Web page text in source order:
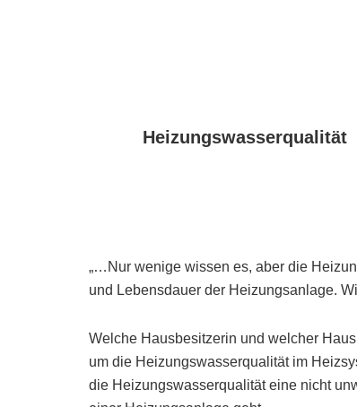
Heizungswasserqualität
„…Nur wenige wissen es, aber die
und Lebensdauer der Heizungsanlage.
Welche Hausbesitzerin und welcher
um die Heizungswasserqualität im
die Heizungswasserqualität eine nicht